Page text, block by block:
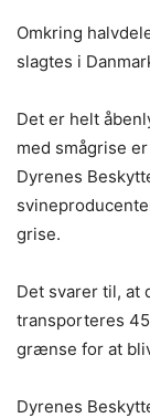
Omkring
slagtes i
Det er helt
med smågrise
Dyrenes
grise.
Det svarer til, at
transporteres
grænse for at
Dyrenes